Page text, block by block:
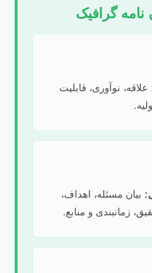
نامه گرافیک
علاقه، نوآوری، قابلیت
بیان مسئله، اهداف،
زمانبندی و منابع.